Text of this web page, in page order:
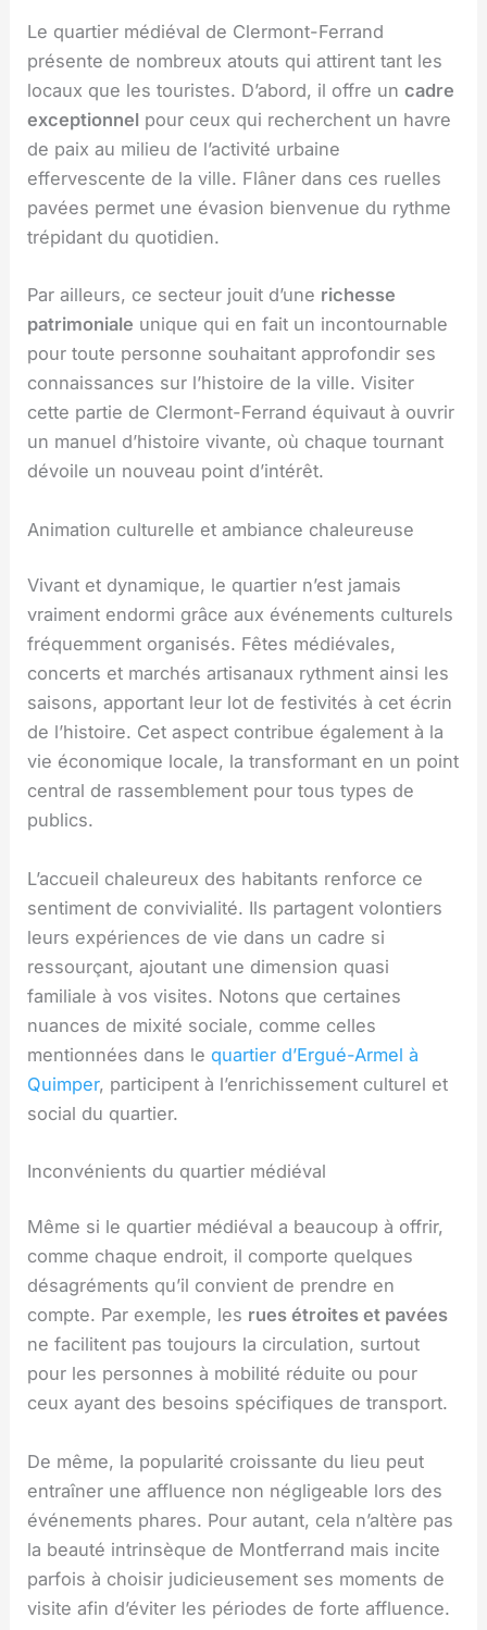
Le quartier médiéval de Clermont-Ferrand
présente de nombreux atouts qui attirent tant les
locaux que les touristes. D’abord, il offre uncadre
exceptionnel pour ceux qui recherchent un havre
de paix au milieu de l’activité urbaine
effervescente de la ville. Flâner dans ces ruelles
pavées permet une évasion bienvenue du rythme
trépidant du quotidien.
Par ailleurs, ce secteur jouit d’une richesse
patrimoniale unique qui en fait un incontournable
pour toute personne souhaitant approfondir ses
connaissances sur l’histoire de la ville. Visiter
cette partie de Clermont-Ferrand équivaut à ouvrir
un manuel d’histoire vivante, où chaque tournant
dévoile un nouveau point d’intérêt.
Animation culturelle et ambiance chaleureuse
Vivant et dynamique, le quartier n’est jamais
vraiment endormi grâce aux événements culturels
fréquemment organisés. Fêtes médiévales,
concerts et marchés artisanaux rythment ainsi les
saisons, apportant leur lot de festivités à cet écrin
de l’histoire. Cet aspect contribue également à la
vie économique locale, la transformant en un point
central de rassemblement pour tous types de
publics.
L’accueil chaleureux des habitants renforce ce
sentiment de convivialité. Ils partagent volontiers
leurs expériences de vie dans un cadre si
ressourçant, ajoutant une dimension quasi
familiale à vos visites. Notons que certaines
nuances de mixité sociale, comme celles
mentionnées dans lequartier d’Ergué-Armel à
Quimper, participent à l’enrichissement culturel et
social du quartier.
Inconvénients du quartier médiéval
Même si le quartier médiéval a beaucoup à offrir,
comme chaque endroit, il comporte quelques
désagréments qu’il convient de prendre en
compte. Par exemple, les rues étroites et pavées
ne facilitent pas toujours la circulation, surtout
pour les personnes à mobilité réduite ou pour
ceux ayant des besoins spécifiques de transport.
De même, la popularité croissante du lieu peut
entraîner une affluence non négligeable lors des
événements phares. Pour autant, cela n’altère pas
la beauté intrinsèque de Montferrand mais incite
parfois à choisir judicieusement ses moments de
visite afin d’éviter les périodes de forte affluence.